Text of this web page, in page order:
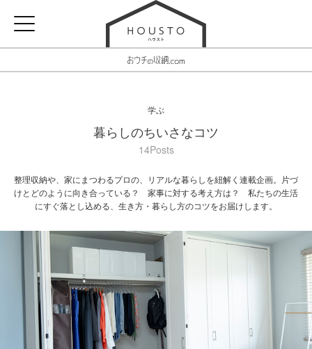
学ぶ
暮らしのちいさなコツ
14Posts
整理収納や、家にまつわるプロの、リアルな暮らしを紐解く連載企画。片づ
けとどのように向き合っている？ 家事に対する考え方は？ 私たちの生活
にすぐ落とし込める、生き方・暮らし方のコツをお届けします。